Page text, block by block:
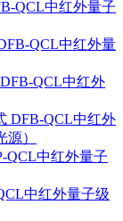
QCL中红外量子
QCL中红外量
QCL中红外
DFB-QCL中红外
）
QCL中红外量子
中红外量子级